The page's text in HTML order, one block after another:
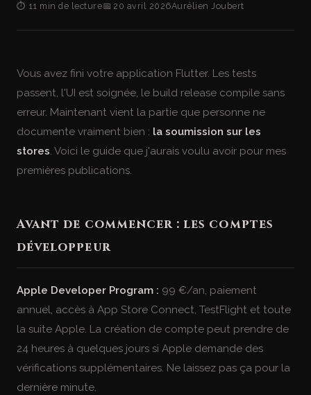
⏱ 11 min de lecture📅 20 avril 2026Aurélien Joubert
Vous avez fini votre application Flutter. Les tests
passent, l'UI est soignée, le build release compile sans
erreur. Maintenant vient la partie que personne ne
documente vraiment bien : la soumission sur les
stores. Voici le guide que j'aurais voulu avoir pour mes
premières publications.
Avant de commencer : les comptes
développeur
Apple Developer Program : 99 €/an, paiement
annuel, accès à App Store Connect, TestFlight et toute
la suite Apple. La création de compte peut prendre de
24 heures à quelques jours si Apple demande des
vérifications supplémentaires. Ne laissez pas ça pour la
dernière minute.